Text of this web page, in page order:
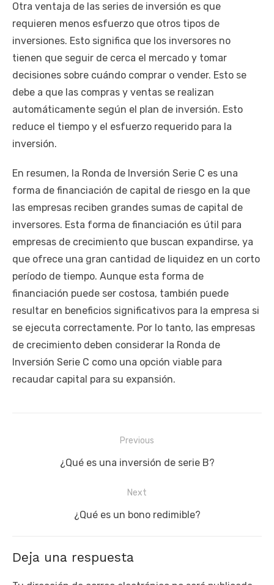
Otra ventaja de las series de inversión es que
requieren menos esfuerzo que otros tipos de
inversiones. Esto significa que los inversores no
tienen que seguir de cerca el mercado y tomar
decisiones sobre cuándo comprar o vender. Esto se
debe a que las compras y ventas se realizan
automáticamente según el plan de inversión. Esto
reduce el tiempo y el esfuerzo requerido para la
inversión.
En resumen, la Ronda de Inversión Serie C es una
forma de financiación de capital de riesgo en la que
las empresas reciben grandes sumas de capital de
inversores. Esta forma de financiación es útil para
empresas de crecimiento que buscan expandirse, ya
que ofrece una gran cantidad de liquidez en un corto
período de tiempo. Aunque esta forma de
financiación puede ser costosa, también puede
resultar en beneficios significativos para la empresa si
se ejecuta correctamente. Por lo tanto, las empresas
de crecimiento deben considerar la Ronda de
Inversión Serie C como una opción viable para
recaudar capital para su expansión.
Previous
Previous
¿Qué es una inversión de serie B?
Next
Next
¿Qué es un bono redimible?
Deja una respuesta